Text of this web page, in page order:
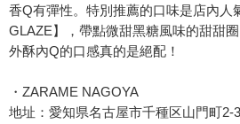
香Q有彈性。特別推薦的口味是店內人
GLAZE】，帶點微甜黑糖風味的甜甜
外酥內Q的口感真的是絕配！
・ZARAME NAGOYA
地址：愛知県名古屋市千種区山門町2-